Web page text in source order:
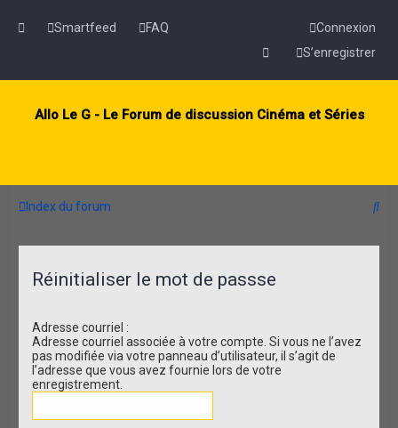
Smartfeed FAQ
Connexion
S’enregistrer
Allo Le G - Le Forum de discussion Cinéma et Séries
Index du forum
R
Réinitialiser le mot de passse
Adresse courriel :
Adresse courriel associée à votre compte. Si vous ne l’avez
pas modifiée via votre panneau d’utilisateur, il s’agit de
l’adresse que vous avez fournie lors de votre
enregistrement.